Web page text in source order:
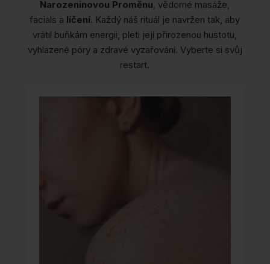
Narozeninovou Proměnu, vědomé masáže,
facials a líčení. Každý náš rituál je navržen tak, aby
vrátil buňkám energii, pleti její přirozenou hustotu,
vyhlazené póry a zdravé vyzařování. Vyberte si svůj
restart.